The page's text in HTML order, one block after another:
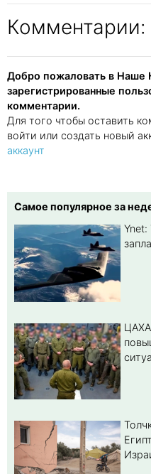
Комментарии:
Добро пожаловать в Наше
зарегистрированные
комментарии.
Для того чтобы оставить
войти или создать новый
аккаунт
Самое популярное за